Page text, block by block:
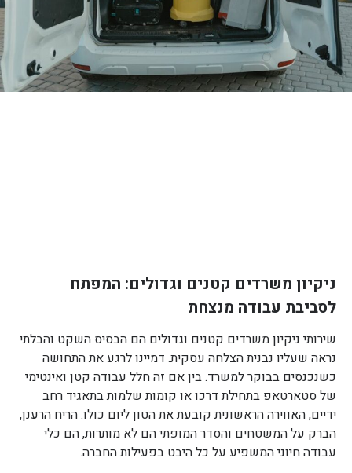
ניקיון משרדים קטנים וגדולים: המפתח
לסביבת עבודה מנצחת
שירותי ניקיון משרדים קטנים וגדולים הם הבסיס השקט והבלתי
נראה שעליו נבנית הצלחה עסקית. דמיינו לרגע את התחושה
כשנכנסים בבוקר למשרד. בין אם זה חלל עבודה קטן ואינטימי
של סטארטאפ בתחילת דרכו או קומות שלמות בתאגיד רחב
ידיים, האווירה הראשונית קובעת את הטון ליום כולו. הריח הרענן,
הברק על המשטחים והסדר המופתי הם לא מותרות, הם כלי
עבודה חיוני המשפיע על כל היבט בפעילות החברה.